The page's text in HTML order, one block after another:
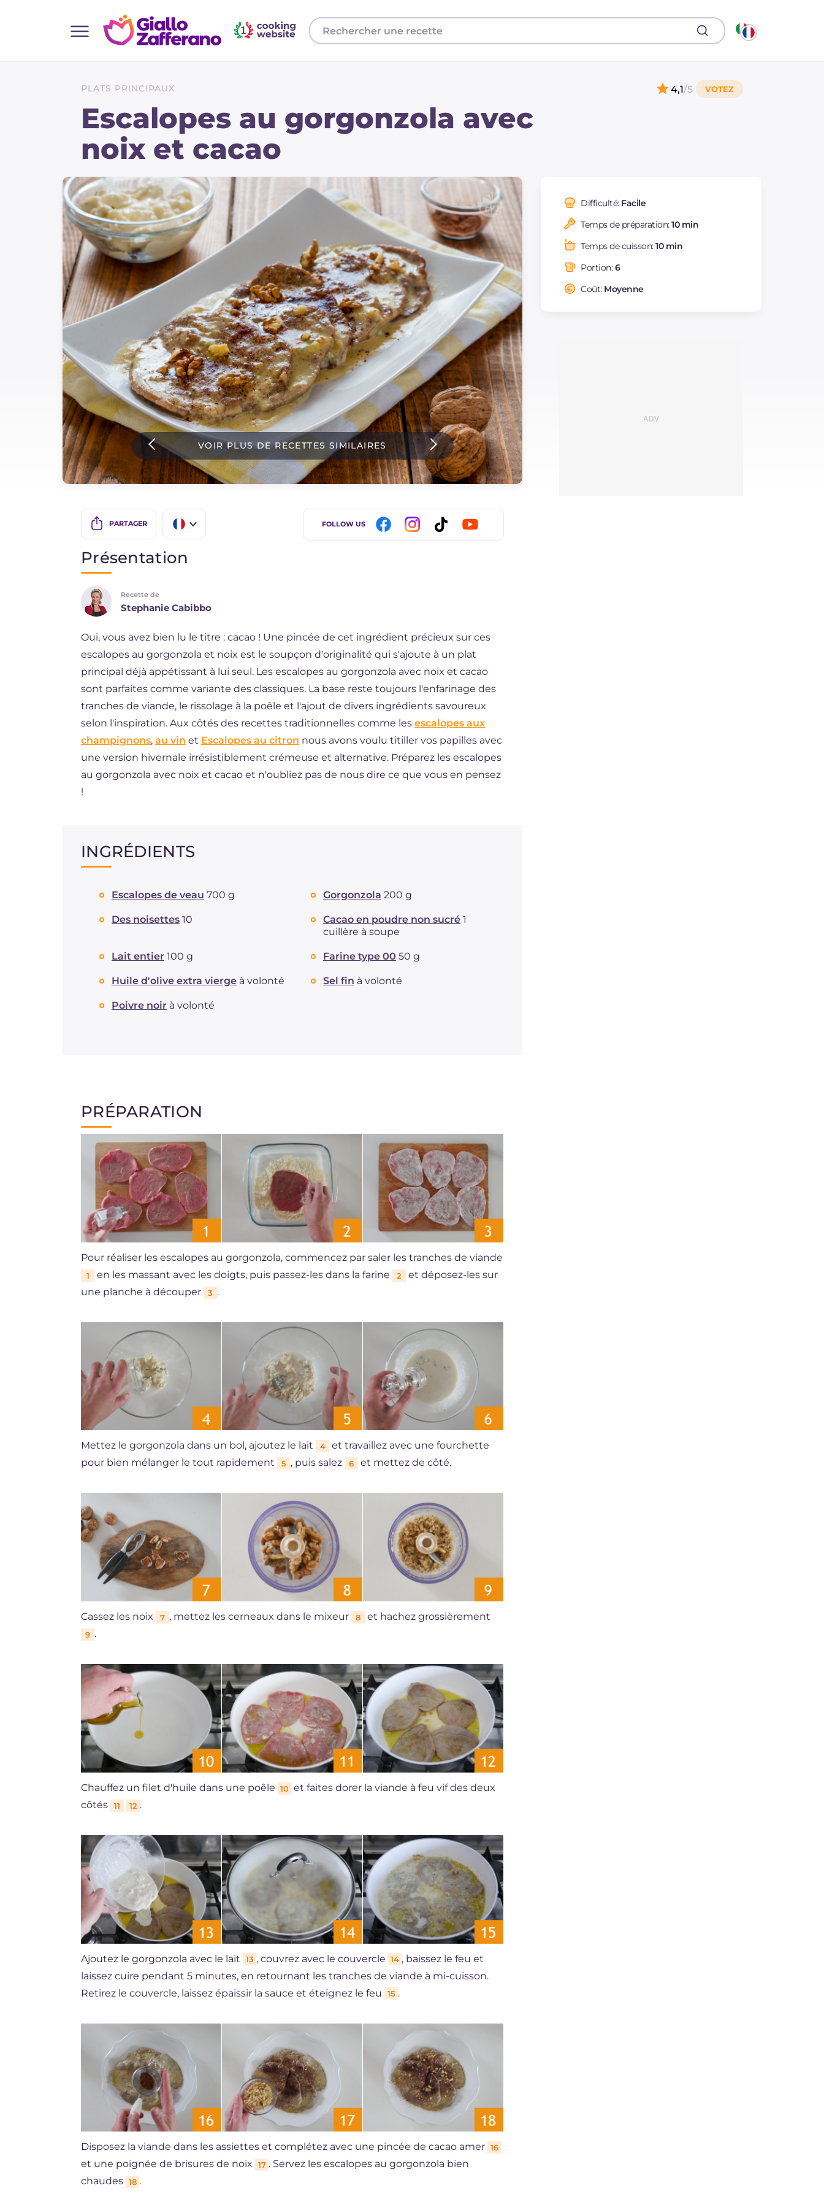
Toutes les recettes
Plats principaux
Accompagnement
Pizzas et focaccia
Gateaux et patisserie
Dernieres recettes
IT Website
Instagram
PLATS PRINCIPAUX
Escalopes au gorgonzola avec
noix et cacao
4,1/5
VOIR PLUS DE RECETTES SIMILAIRES
PARTAGER
BR
FOLLOW US
Difficulté: Facile
Temps de préparation:10 min
Temps de cuisson:10 min
Portion:6
Coût: Moyenne
Présentation
Recette de
Stephanie Cabibbo
Oui, vous avez bien lu le titre : cacao ! Une pincée de cet ingrédient précieux sur ces
escalopes au gorgonzola et noix est le soupçon d'originalité qui s'ajoute à un plat
principal déjà appétissant à lui seul. Les escalopes au gorgonzola avec noix et cacao
sont parfaites comme variante des classiques. La base reste toujours l'enfarinage des
tranches de viande, le rissolage à la poêle et l'ajout de divers ingrédients savoureux
selon l'inspiration. Aux côtés des recettes traditionnelles comme les escalopes aux
champignons, au vin et Escalopes au citron nous avons voulu titiller vos papilles avec
une version hivernale irrésistiblement crémeuse et alternative. Préparez les escalopes
au gorgonzola avec noix et cacao et n'oubliez pas de nous dire ce que vous en pensez
!
INGRÉDIENTS
Escalopes de veau 700 g Gorgonzola 200 g
Des noisettes 10 Cacao en poudre non sucré 1
cuillère à soupe
Lait entier 100 g Farine type 00 50 g
Huile d'olive extra vierge à volonté Sel fin à volonté
Poivre noir à volonté
PRÉPARATION
Pour réaliser les escalopes au gorgonzola, commencez par saler les tranches de viande
1 en les massant avec les doigts, puis passez-les dans la farine 2
et déposez-les sur
une planche à découper
3 .
Mettez le gorgonzola dans un bol, ajoutez le lait 4
et travaillez avec une fourchette
pour bien mélanger le tout rapidement
5 , puis salez 6 et mettez de côté.
Cassez les noix 7 , mettez les cerneaux dans le mixeur 8 et hachez grossièrement
9 .
Chauffez un filet d'huile dans une poêle 10 et faites dorer la viande à feu vif des deux
côtés
11 12 .
Ajoutez le gorgonzola avec le lait 13 , couvrez avec le couvercle 14 , baissez le feu et
laissez cuire pendant 5 minutes, en retournant les tranches de viande à mi-cuisson.
Retirez le couvercle, laissez épaissir la sauce et éteignez le feu
15 .
Disposez la viande dans les assiettes et complétez avec une pincée de cacao amer 16
et une poignée de brisures de noix 17 . Servez les escalopes au gorgonzola bien
chaudes 18 .